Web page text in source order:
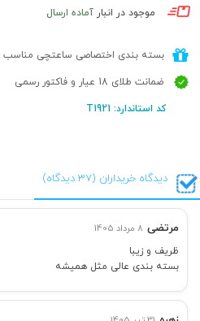
موجود در انبار آماده ارسال
بسته بندی اختصاصی ساعتچی مناسب
ضمانت طلای 18 عیار و فاکتور رسمی
کد استاندارد: T1921
دیدگاه خریداران (37 دیدگاه)
مرتضی 8 مرداد 1405
ظریف و زیبا
بسته بندی عالی مثل همیشه